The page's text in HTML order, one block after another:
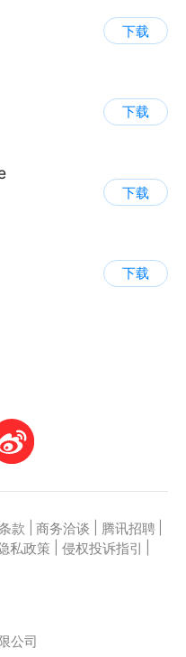
下载
下载
下载
下载
款 商务洽谈 腾讯招聘
私政策 侵权投诉指引
公司